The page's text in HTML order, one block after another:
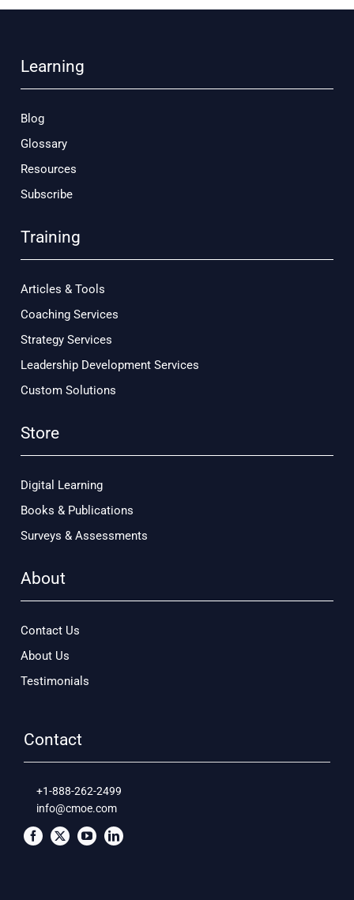
Learning
Blog
Glossary
Resources
Subscribe
Training
Articles & Tools
Coaching Services
Strategy Services
Leadership Development Services
Custom Solutions
Store
Digital Learning
Books & Publications
Surveys & Assessments
About
Contact Us
About Us
Testimonials
Contact
+1-888-262-2499
info@cmoe.com